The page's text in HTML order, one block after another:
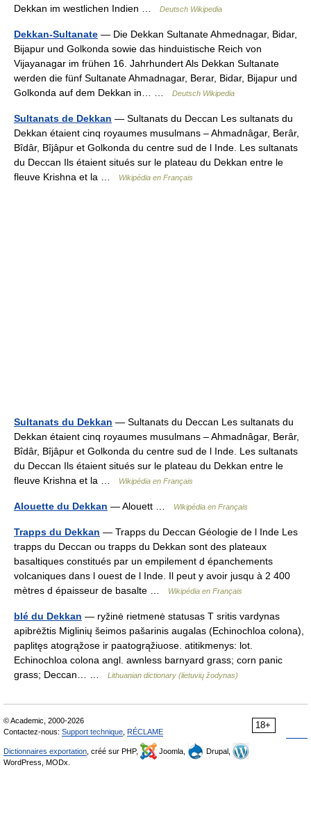
Dekkan im westlichen Indien …
Deutsch Wikipedia
Dekkan-Sultanate — Die Dekkan Sultanate Ahmednagar, Bidar,
Bijapur und Golkonda sowie das hinduistische Reich von
Vijayanagar im frühen 16. Jahrhundert Als Dekkan Sultanate
werden die fünf Sultanate Ahmadnagar, Berar, Bidar, Bijapur und
Golkonda auf dem Dekkan in… …
Deutsch Wikipedia
Sultanats de Dekkan — Sultanats du Deccan Les sultanats du
Dekkan étaient cinq royaumes musulmans – Ahmadnâgar, Berâr,
Bîdâr, Bîjâpur et Golkonda du centre sud de l Inde. Les sultanats
du Deccan Ils étaient situés sur le plateau du Dekkan entre le
fleuve Krishna et la …
Wikipédia en Français
Sultanats du Dekkan — Sultanats du Deccan Les sultanats du
Dekkan étaient cinq royaumes musulmans – Ahmadnâgar, Berâr,
Bîdâr, Bîjâpur et Golkonda du centre sud de l Inde. Les sultanats
du Deccan Ils étaient situés sur le plateau du Dekkan entre le
fleuve Krishna et la …
Wikipédia en Français
Alouette du Dekkan — Alouett … Wikipédia en Français
Trapps du Dekkan — Trapps du Deccan Géologie de l Inde Les
trapps du Deccan ou trapps du Dekkan sont des plateaux
basaltiques constitués par un empilement d épanchements
volcaniques dans l ouest de l Inde. Il peut y avoir jusqu à 2 400
mètres d épaisseur de basalte …
Wikipédia en Français
blé du Dekkan — ryžinė rietmenė statusas T sritis vardynas
apibrėžtis Miglinių šeimos pašarinis augalas (Echinochloa colona),
paplitęs atogrąžose ir paatogrąžiuose. atitikmenys: lot.
Echinochloa colona angl. awnless barnyard grass; corn panic
grass; Deccan… …
Lithuanian dictionary (lietuvių žodynas)
18+
© Academic, 2000-2026
Contactez-nous: Support technique RÉCLAME
Dictionnaires exportation , créé sur PHP, Joomla,
Drupal,
WordPress, MODx.